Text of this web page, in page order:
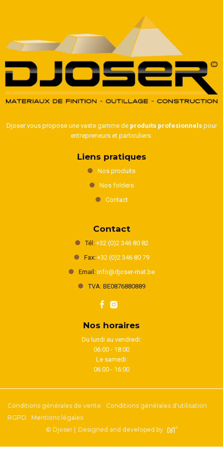
Djoser vous propose une vaste gamme de produits profesionnelspour
entrepreneurs et particuliers.
Liens pratiques
Nos produits
Nos folders
Contact
Contact
Tél: +32 (0)2 346 80 82
Fax: +32 (0)2 346 80 79
Email: info@djoser-mat.be
TVA: BE0876880889
Nos horaires
Du lundi au vendredi:
06:00 - 18:00
Le samedi:
06:00 - 16:00
Conditions générales de vente
Conditions générales d'utilisation
RGPD
Mentions légales
© Djoser |
Designed and developed by